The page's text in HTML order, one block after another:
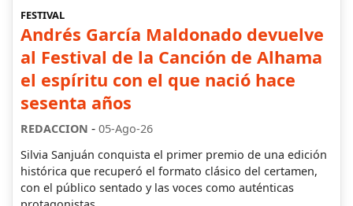
FESTIVAL
Andrés García Maldonado devuelve
al Festival de la Canción de Alhama
el espíritu con el que nació hace
sesenta años
REDACCION - 05-Ago-26
Silvia Sanjuán conquista el primer premio de una edición
histórica que recuperó el formato clásico del certamen,
con el público sentado y las voces como auténticas